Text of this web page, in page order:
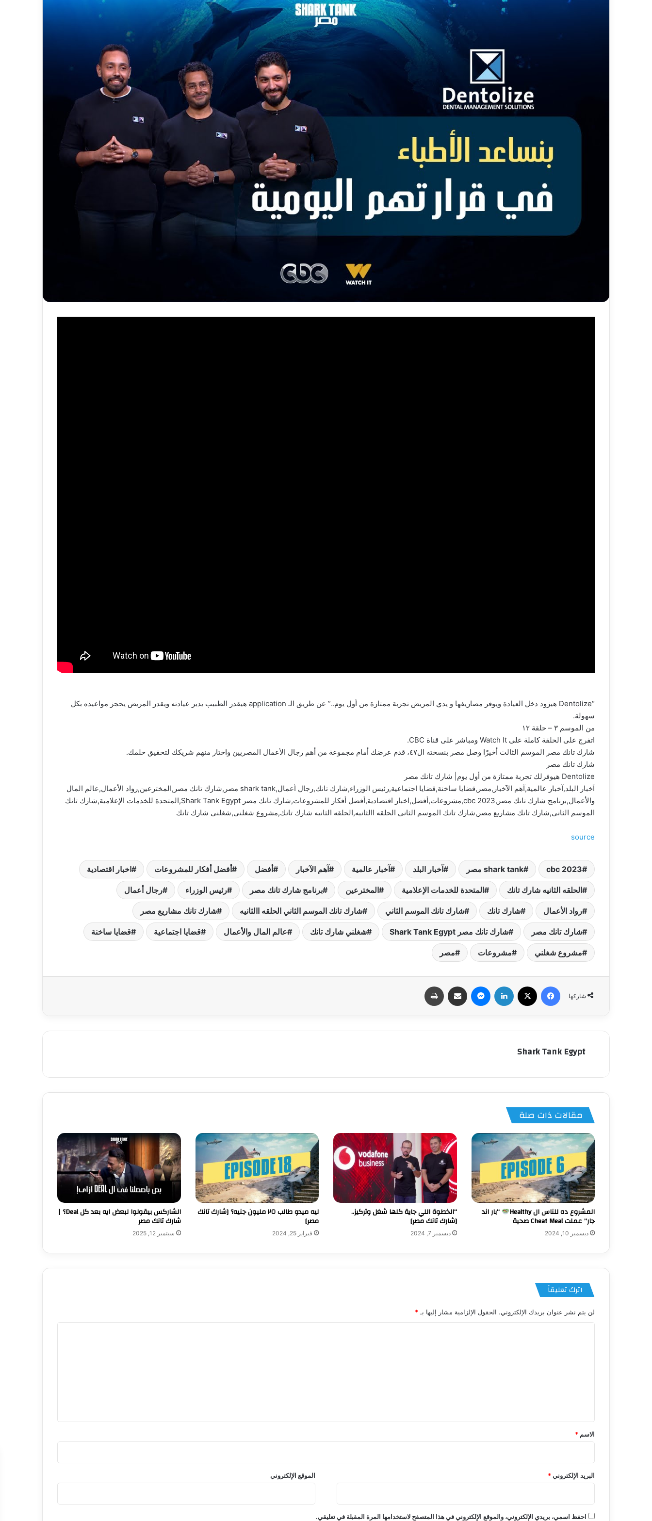
“Dentolize هيزود دخل العيادة ويوفر مصاريفها و يدي المريض تجربة ممتازة من أول يوم..” عن طريق الـ application هيقدر الطبيب يدير عيادته ويقدر المريض يحجز مواعيده بكل
سهولة.
من الموسم ٣ – حلقة ١٢
اتفرج على الحلقة كاملة على Watch It ومباشر على قناة CBC.
شارك تانك مصر الموسم الثالث أخيرًا وصل مصر بنسخته ال٤٧، قدم عرضك أمام مجموعة من أهم رجال الأعمال المصريين واختار منهم شريكك لتحقيق حلمك.
شارك تانك مصر
Dentolize هيوفرلك تجربة ممتازة من أول يوم| شارك تانك مصر
آخبار البلد,آخبار عالمية,آهم الآخبار,مصر,قضايا ساخنة,قضايا اجتماعية,رئيس الوزراء,شارك تانك,رجال أعمال,shark tank مصر,شارك تانك مصر,المخترعين,رواد الأعمال,عالم المال
والأعمال,برنامج شارك تانك مصر,cbc 2023,مشروعات,أفضل,اخبار اقتصادية,أفضل أفكار للمشروعات,شارك تانك مصر Shark Tank Egypt,المتحدة للخدمات الإعلامية,شارك تانك
الموسم الثاني,شارك تانك مشاريع مصر,شارك تانك الموسم الثاني الحلقه االثانيه,الحلقه الثانيه شارك تانك,مشروع شغلني,شغلني شارك تانك
source
cbc 2023 shark tank مصر آخبار البلد آخبار عالمية آهم الآخبار أفضل أفضل أفكار للمشروعات اخبار اقتصادية
الحلقه الثانيه شارك تانك المتحدة للخدمات الإعلامية المخترعين برنامج شارك تانك مصر رئيس الوزراء رجال أعمال
رواد الأعمال شارك تانك شارك تانك الموسم الثاني شارك تانك الموسم الثاني الحلقه االثانيه شارك تانك مشاريع مصر
شارك تانك مصر شارك تانك مصر Shark Tank Egypt شغلني شارك تانك عالم المال والأعمال قضايا اجتماعية قضايا ساخنة
مشروع شغلني مشروعات مصر
شاركها
فيسبوك لينكدإن ماسنجر مشاركة عبر البريد
Shark Tank Egypt
مقالات ذات صلة
المشروع ده للناس ال Healthy “بار اند
جار” عملت Cheat Meal صحية
ديسمبر 10, 2024
“الخطوة اللي جاية كلها شغل وتركيز..
[شارك تانك مصر]
ديسمبر 7, 2024
ليه ميدو طالب ٢٥ مليون جنيه؟ [شارك تانك
مصر]
فبراير 25, 2024
الشاركس بيقولوا لبعض ايه بعد كل Deal؟ |
شارك تانك مصر
سبتمبر 12, 2025
اترك تعليقاً
لن يتم نشر عنوان بريدك الإلكتروني. الحقول الإلزامية مشار إليها بـ *
*
الاسم *
البريد الإلكتروني* الموقع الإلكتروني
احفظ اسمي، بريدي الإلكتروني، والموقع الإلكتروني في هذا المتصفح لاستخدامها المرة المقبلة في تعليقي.